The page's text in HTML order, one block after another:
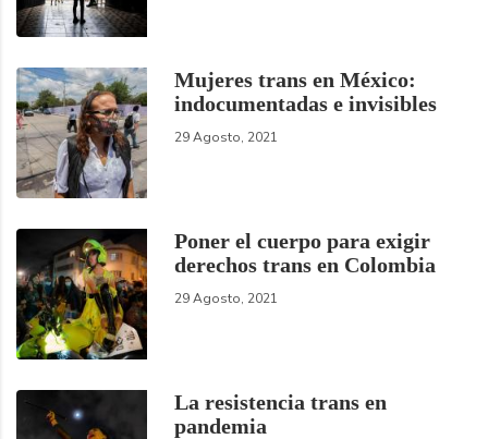
Mujeres trans en México:
indocumentadas e invisibles
29 Agosto, 2021
Poner el cuerpo para exigir
derechos trans en Colombia
29 Agosto, 2021
La resistencia trans en
pandemia